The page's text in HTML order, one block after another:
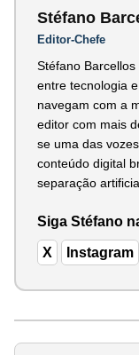
Stéfano
Editor-Chefe
Stéfano
entre tecnologia
navegam com a
editor com mais
se uma das
conteúdo digital
separação
Siga Stéfano
X Instagram